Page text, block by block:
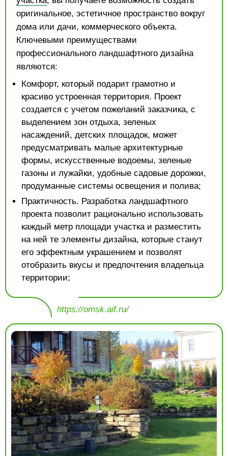
оригинальное, эстетичное пространство вокруг
дома или дачи, коммерческого объекта.
Ключевыми преимуществами
профессионального ландшафтного дизайна
являются:
Комфорт, который подарит грамотно и
красиво устроенная территория. Проект
создается с учетом пожеланий заказчика, с
выделением зон отдыха, зеленых
насаждений, детских площадок, может
предусматривать малые архитектурные
формы, искусственные водоемы, зеленые
газоны и лужайки, удобные садовые дорожки,
продуманные системы освещения и полива;
Практичность. Разработка ландшафтного
проекта позволит рационально использовать
каждый метр площади участка и разместить
на ней те элементы дизайна, которые станут
его эффектным украшением и позволят
отобразить вкусы и предпочтения владельца
территории;
https://omsk.aif.ru/